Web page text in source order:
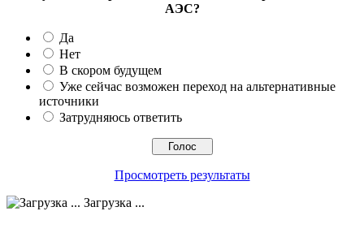
АЭС?
Да
Нет
В скором будущем
Уже сейчас возможен переход на альтернативные
источники
Затрудняюсь ответить
Просмотреть результаты
Загрузка ...